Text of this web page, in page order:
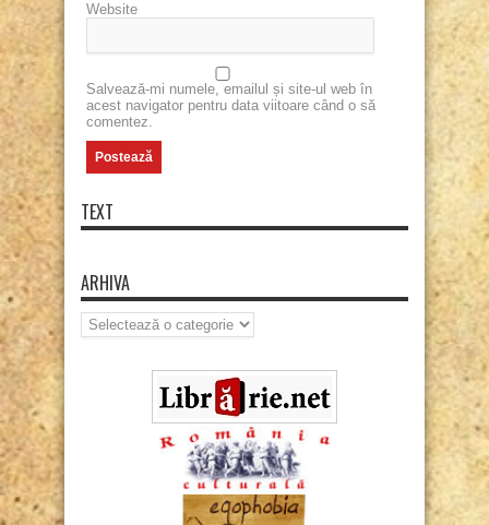
Website
Salvează-mi numele, emailul și site-ul web în
acest navigator pentru data viitoare când o să
comentez.
TEXT
ARHIVA
Arhiva